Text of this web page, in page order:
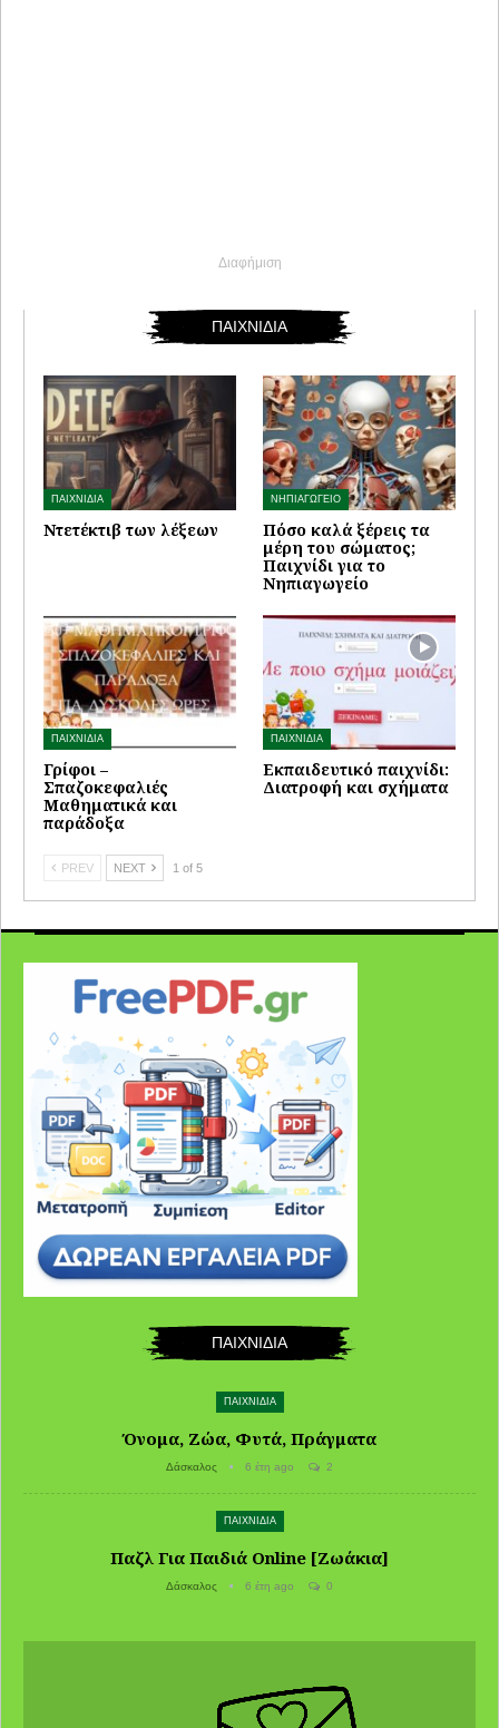
Διαφήμιση
ΠΑΙΧΝΙΔΙΑ
ΠΑΙΧΝΙΔΙΑ
Ντετέκτιβ των λέξεων
ΝΗΠΙΑΓΩΓΕΙΟ
Πόσο καλά ξέρεις τα
μέρη του σώματος;
Παιχνίδι για το
Νηπιαγωγείο
ΠΑΙΧΝΙΔΙΑ
Γρίφοι –
Σπαζοκεφαλιές
Μαθηματικά και
παράδοξα
ΠΑΙΧΝΙΔΙΑ
Εκπαιδευτικό παιχνίδι:
Διατροφή και σχήματα
PREV NEXT 1 of 5
ΠΑΙΧΝΙΔΙΑ
ΠΑΙΧΝΙΔΙΑ
Όνομα, Ζώα, Φυτά, Πράγματα
Δάσκαλος 6 έτη ago 2
ΠΑΙΧΝΙΔΙΑ
Παζλ Για Παιδιά Online [Ζωάκια]
Δάσκαλος 6 έτη ago 0